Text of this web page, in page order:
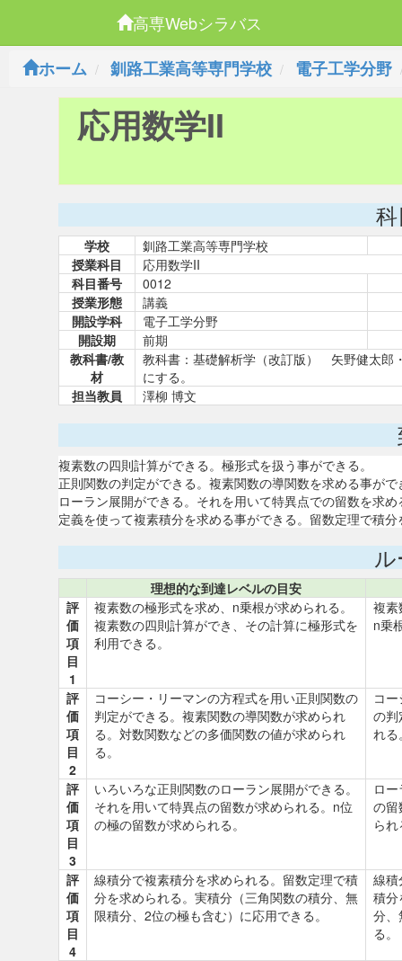
高専Webシラバス
ホーム
釧路工業高等専門学校 電子工学分野
応用数学II
学校
釧路工業高等専門学校
授業科目
応用数学II
科目番号
0012
授業形態
講義
開設学科
電子工学分野
開設期
前期
教科書/教
材
教科書：基礎解析学（改訂版） 矢野健太
にする。
担当教員
澤柳 博文
複素数の四則計算ができる。極形式を扱う事ができる。
正則関数の判定ができる。複素関数の導関数を求める事が
ローラン展開ができる。それを用いて特異点での留数を求
定義を使って複素積分を求める事ができる。留数定理で積
理想的な到達レベルの目安
評
価
項
目
1
複素数の極形式を求め、n乗根が求められる。
複素数の四則計算ができ、その計算に極形式を
利用できる。
複素
n乗
評
価
項
目
2
コーシー・リーマンの方程式を用い正則関数の
判定ができる。複素関数の導関数が求められ
る。対数関数などの多価関数の値が求められ
る。
コ
の判
れる
評
価
項
目
3
いろいろな正則関数のローラン展開ができる。
それを用いて特異点の留数が求められる。n位
の極の留数が求められる。
ロ
の留
ら
評
価
項
目
4
線積分で複素積分を求められる。留数定理で積
分を求められる。実積分（三角関数の積分、無
限積分、2位の極も含む）に応用できる。
線積
積分
分、
る。